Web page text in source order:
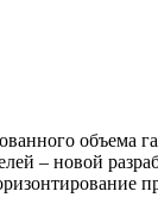
объема
– новой